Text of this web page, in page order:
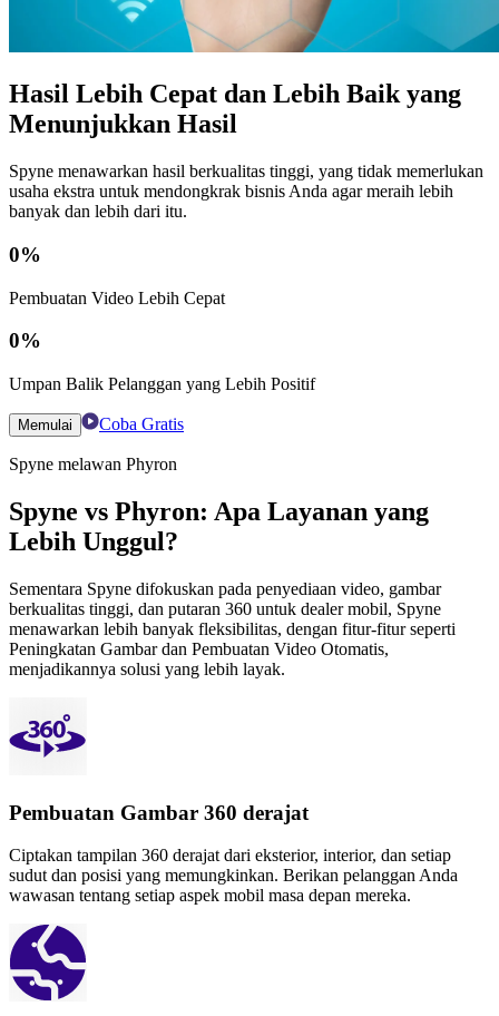
Hasil Lebih Cepat dan Lebih Baik yang
Menunjukkan Hasil
Spyne menawarkan hasil berkualitas tinggi, yang tidak memerlukan
usaha ekstra untuk mendongkrak bisnis Anda agar meraih lebih
banyak dan lebih dari itu.
0%
Pembuatan Video Lebih Cepat
0%
Umpan Balik Pelanggan yang Lebih Positif
Memulai Coba Gratis
Spyne melawan Phyron
Spyne vs Phyron: Apa Layanan yang
Lebih Unggul?
Sementara Spyne difokuskan pada penyediaan video, gambar
berkualitas tinggi, dan putaran 360 untuk dealer mobil, Spyne
menawarkan lebih banyak fleksibilitas, dengan fitur-fitur seperti
Peningkatan Gambar dan Pembuatan Video Otomatis,
menjadikannya solusi yang lebih layak.
Pembuatan Gambar 360 derajat
Ciptakan tampilan 360 derajat dari eksterior, interior, dan setiap
sudut dan posisi yang memungkinkan. Berikan pelanggan Anda
wawasan tentang setiap aspek mobil masa depan mereka.